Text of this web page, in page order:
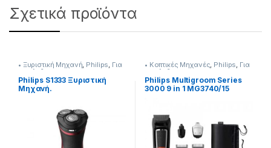
Σχετικά προϊόντα
• Ξυριστική Μηχανή, Philips, Για
τον Ανδρα
Philips S1333 Ξυριστική
Μηχανή.
• Κοπτικές Μηχανές, Philips, Για
τον Ανδρα
Philips Multigroom Series
3000 9 in 1 MG3740/15